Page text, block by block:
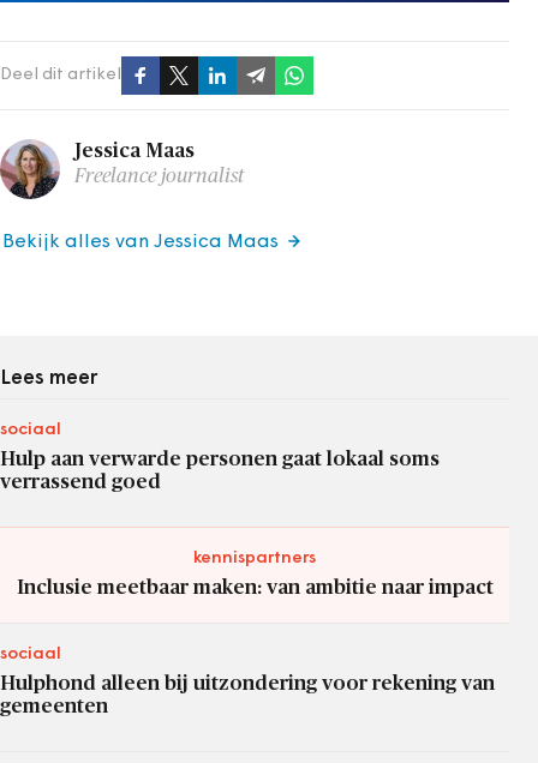
Deel dit artikel
Jessica Maas
Freelance journalist
Bekijk alles van Jessica Maas
Lees meer
sociaal
Hulp aan verwarde personen gaat lokaal soms
verrassend goed
kennispartners
Inclusie meetbaar maken: van ambitie naar impact
sociaal
Hulphond alleen bij uitzondering voor rekening van
gemeenten